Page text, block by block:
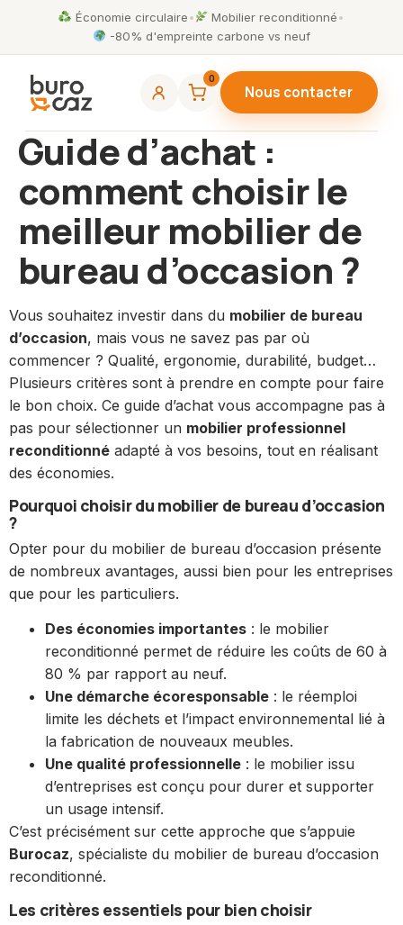
Économie circulaire• Mobilier reconditionné•
-80% d'empreinte carbone vs neuf
0
Nous contacter
Guide d’achat :
comment choisir le
meilleur mobilier de
bureau d’occasion ?
Vous souhaitez investir dans du mobilier de bureau
d’occasion, mais vous ne savez pas par où
commencer ? Qualité, ergonomie, durabilité, budget…
Plusieurs critères sont à prendre en compte pour faire
le bon choix. Ce guide d’achat vous accompagne pas à
pas pour sélectionner un mobilier professionnel
reconditionné adapté à vos besoins, tout en réalisant
des économies.
Pourquoi choisir du mobilier de bureau d’occasion
?
Opter pour du mobilier de bureau d’occasion présente
de nombreux avantages, aussi bien pour les entreprises
que pour les particuliers.
Des économies importantes : le mobilier
reconditionné permet de réduire les coûts de 60 à
80 % par rapport au neuf.
Une démarche écoresponsable : le réemploi
limite les déchets et l’impact environnemental lié à
la fabrication de nouveaux meubles.
Une qualité professionnelle : le mobilier issu
d’entreprises est conçu pour durer et supporter
un usage intensif.
C’est précisément sur cette approche que s’appuie
Burocaz, spécialiste du mobilier de bureau d’occasion
reconditionné.
Les critères essentiels pour bien choisir